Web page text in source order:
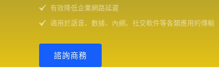
有效降低企業網路延遲
適用於語音、數據、內網、社交軟件等各類應用的傳輸
諮詢商務